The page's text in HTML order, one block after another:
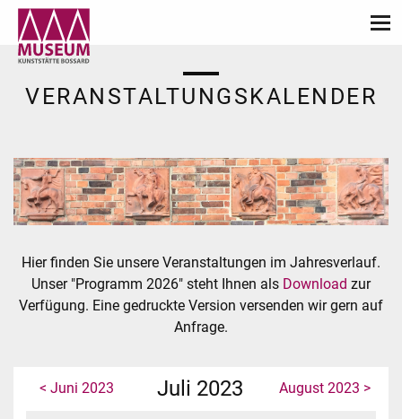
VERANSTALTUNGSKALENDER
Hier finden Sie unsere Veranstaltungen im Jahresverlauf.
Unser "Programm 2026" steht Ihnen als Download zur
Verfügung. Eine gedruckte Version versenden wir gern auf
Anfrage.
< Juni 2023 Juli 2023 August 2023 >